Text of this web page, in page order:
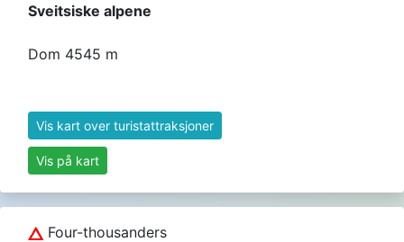
Sveitsiske alpene
Dom 4545 m
Vis kart over turistattraksjoner
Vis på kart
Four-thousanders